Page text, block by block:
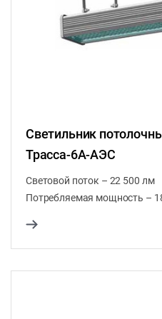
Светильник
Трасса-6A-АЭС
Световой поток – 22 500 лм
Потребляемая мощность –